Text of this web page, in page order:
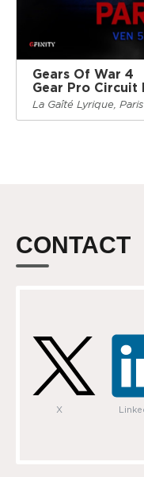
Gears Of War 4
Gear Pro Circuit
La Gaîté Lyrique, Paris
CONTACT
X